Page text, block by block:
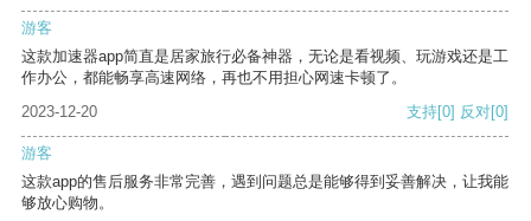
游客
这款加速器app简直是居家旅行必备神器，无论是看视频、玩游戏还是工
作办公，都能畅享高速网络，再也不用担心网速卡顿了。
2023-12-20
支持[0] 反对[0]
游客
这款app的售后服务非常完善，遇到问题总是能够得到妥善解决，让我能
够放心购物。